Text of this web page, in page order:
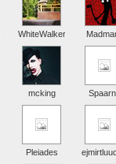
WhiteWalker
mcking
Pleiades